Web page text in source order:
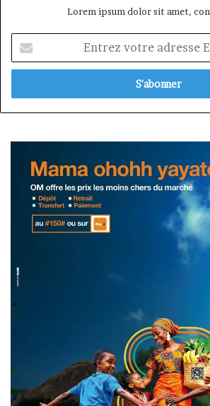
Lorem ipsum dolor sit amet,
votre
adresse